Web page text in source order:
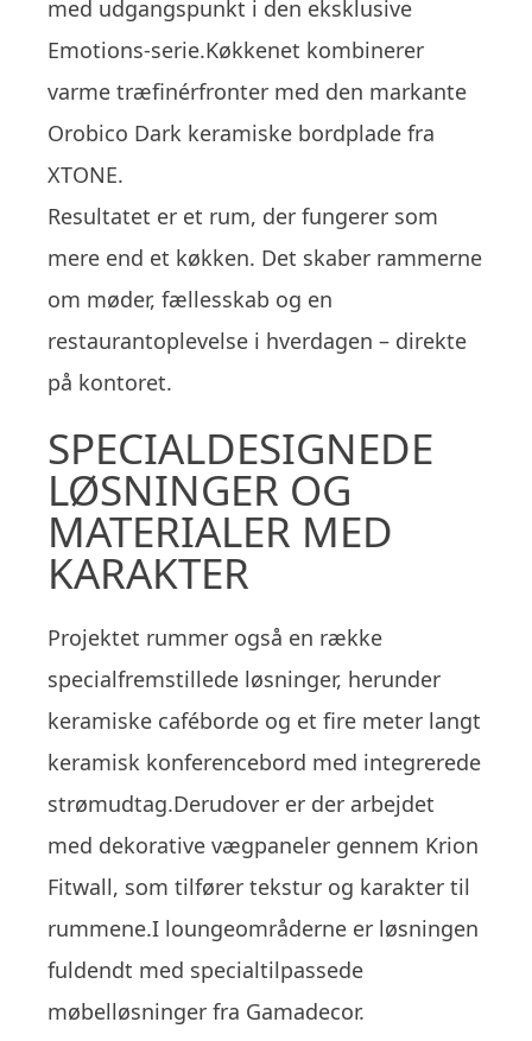
med udgangspunkt i den eksklusive
Emotions-serie.Køkkenet kombinerer
varme træfinérfronter med den markante
Orobico Dark keramiske bordplade fra
XTONE.
Resultatet er et rum, der fungerer som
mere end et køkken. Det skaber rammerne
om møder, fællesskab og en
restaurantoplevelse i hverdagen – direkte
på kontoret.
SPECIALDESIGNEDE
LØSNINGER OG
MATERIALER MED
KARAKTER
Projektet rummer også en række
specialfremstillede løsninger, herunder
keramiske caféborde og et fire meter langt
keramisk konferencebord med integrerede
strømudtag.Derudover er der arbejdet
med dekorative vægpaneler gennem Krion
Fitwall, som tilfører tekstur og karakter til
rummene.I loungeområderne er løsningen
fuldendt med specialtilpassede
møbelløsninger fra Gamadecor.